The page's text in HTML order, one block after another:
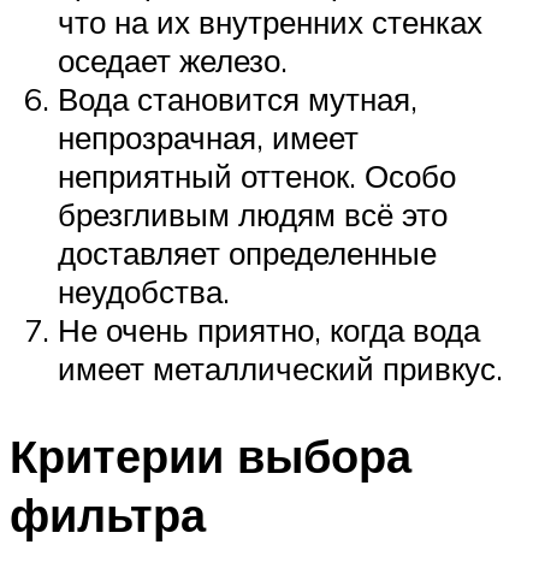
что на их внутренних стенках
оседает железо.
Вода становится мутная,
непрозрачная, имеет
неприятный оттенок. Особо
брезгливым людям всё это
доставляет определенные
неудобства.
Не очень приятно, когда вода
имеет металлический привкус.
Критерии выбора
фильтра